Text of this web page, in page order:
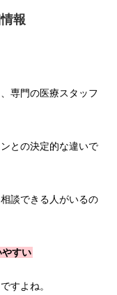
報
専門の医療スタッフ
との決定的な違いで
談できる人がいるの
やすい
すよね。